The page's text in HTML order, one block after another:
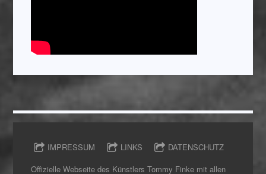
IMPRESSUM LINKS
DATENSCHUTZ
Offizielle Webseite des Künstlers Tommy Finke mit allen